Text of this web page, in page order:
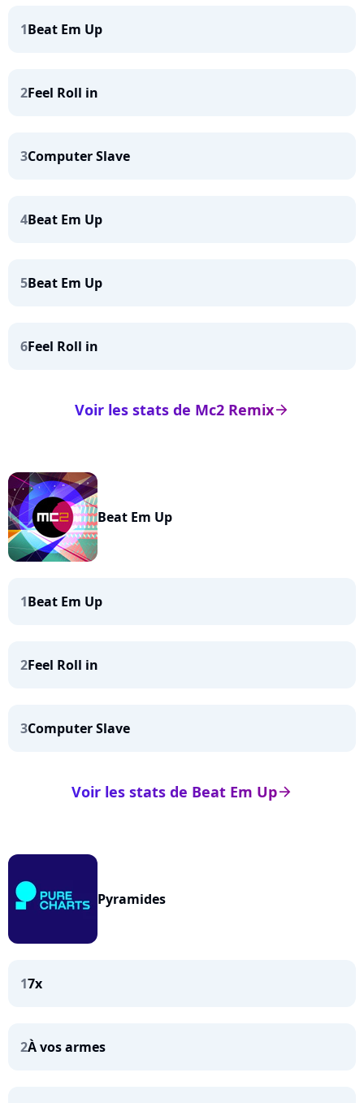
1Beat Em Up
2Feel Roll in
3Computer Slave
4Beat Em Up
5Beat Em Up
6Feel Roll in
arrow_right
Voir les stats de Mc2 Remix
Beat Em Up
1Beat Em Up
2Feel Roll in
3Computer Slave
arrow_right
Voir les stats de Beat Em Up
Pyramides
17x
2À vos armes